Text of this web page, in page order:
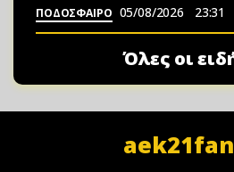
ΠΟΔΟΣΦΑΙΡΟ 05/08/2026 23:31
Όλες οι